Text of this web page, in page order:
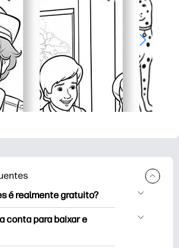
é realmente gratuito?
oferece mais de 2,500
para baixar e
páginas populares para
conta para baixar e